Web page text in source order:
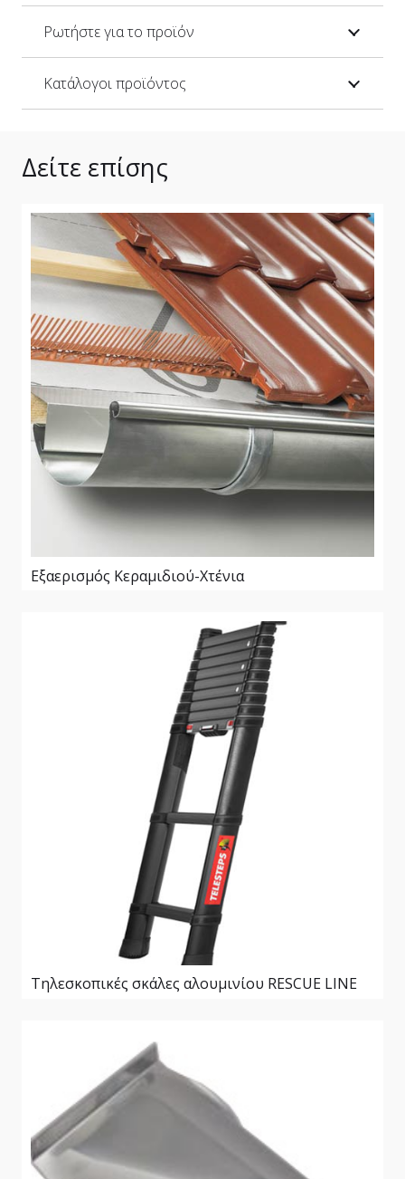
Ρωτήστε για το προϊόν
Κατάλογοι προϊόντος
Δείτε επίσης
Εξαερισμός Κεραμιδιού-Χτένια
Τηλεσκοπικές σκάλες αλουμινίου RESCUE LINE